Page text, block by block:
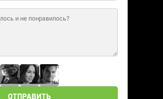
ОТПРАВИТЬ